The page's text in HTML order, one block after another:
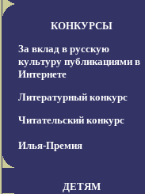
КОНКУРСЫ
За вклад в русскую
культуру публикациями в
Интернете
Литературный конкурс
Читательский конкурс
Илья-Премия
ДЕТЯМ